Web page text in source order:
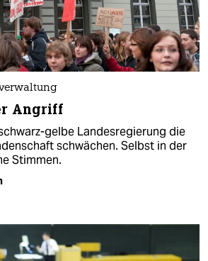
Angriff
gelbe Landesregierung die
schwächen. Selbst in der
Stimmen.